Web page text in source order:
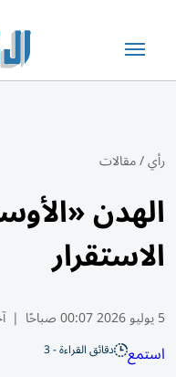
رأي/مقالات
الهدن
الاستقرار
5 يوليو 2026 00:07 صباحًا |
استمع دقائق القراءة - 3